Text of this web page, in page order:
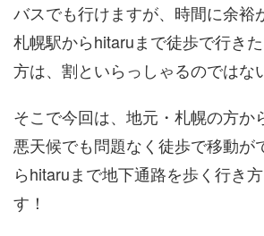
バスでも行けますが、時間に余裕
札幌駅からhitaruまで徒歩で行き
方は、割といらっしゃるのではな
そこで今回は、地元・札幌の方か
悪天候でも問題なく徒歩で移動が
らhitaruまで地下通路を歩く行き
す！